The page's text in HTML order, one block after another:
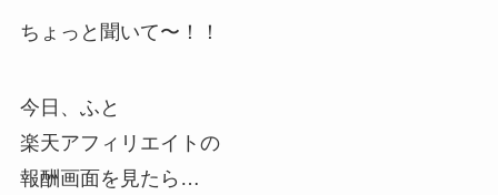
ちょっと聞いて〜！！
今日、ふと
楽天アフィリエイトの
報酬画面を見たら…